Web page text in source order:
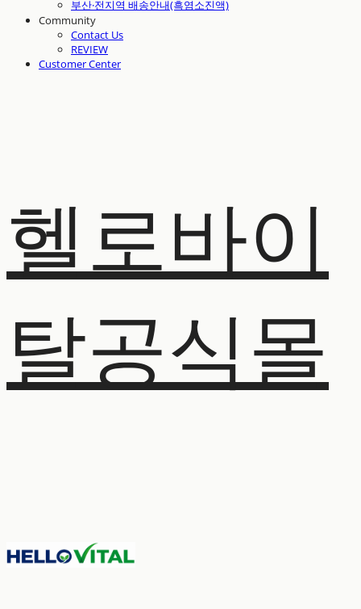
부산·전지역 배송안내(흑염소진액)
Community
Contact Us
REVIEW
Customer Center
헬로바이
탈공식몰